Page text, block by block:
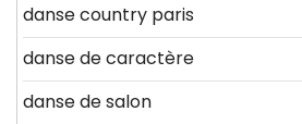
danse country paris
danse de caractère
danse de salon